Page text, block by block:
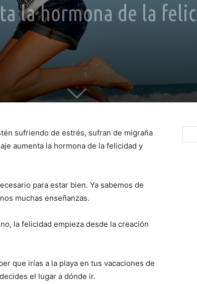
la hormona de la
sufriendo de estrés, sufran de migraña
aumenta la hormona de la felicidad y
para estar bien. Ya sabemos de
muchas enseñanzas.
la felicidad empieza desde la creación
que irías a la playa en tus vacaciones de
el lugar a dónde ir.